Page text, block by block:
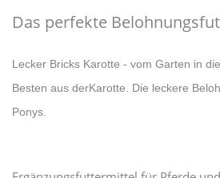
Das perfekte
Lecker Bricks Karotte - vom Garten in
Besten aus derKarotte. Die leckere
Ponys.